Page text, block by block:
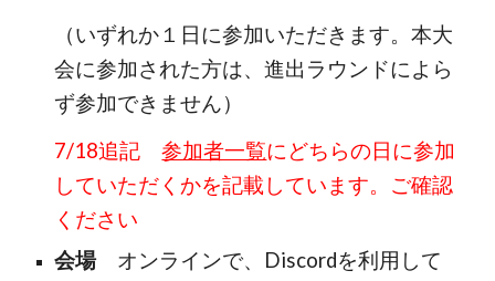
（いずれか１日に参加いただきます。本大
会に参加された方は、進出ラウンドによら
ず参加できません）
7/18追記参加者一覧にどちらの日に参加
していただくかを記載しています。ご確認
ください
会場オンラインで、Discordを利用して